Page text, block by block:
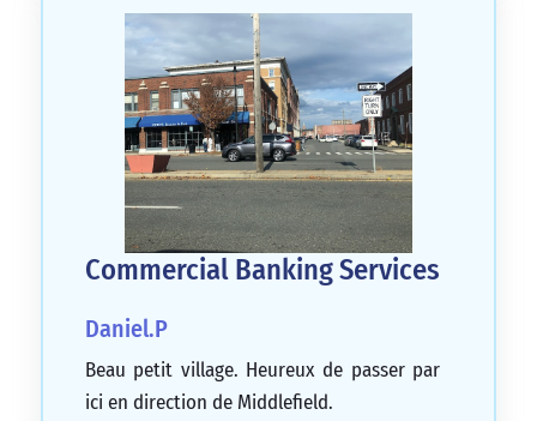
Commercial Banking Services
Daniel.P
Beau petit village. Heureux de passer par
ici en direction de Middlefield.